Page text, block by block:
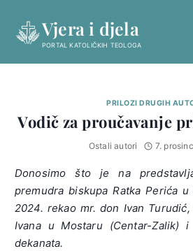
content
Vjera i djela
PORTAL KATOLIČKIH TEOLOGA
PRILOZI DRUGIH
Vodič za proučavanje
Ostali autori 7.
Donosimo što je na
premudra biskupa Ratka Perića
2024. rekao mr. don Ivan
Ivana u Mostaru (Centar-Zalik) i
dekanata.